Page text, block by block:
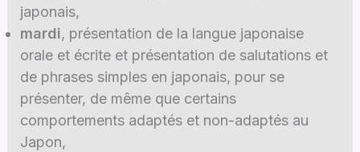
japonais,
mardi, présentation de la langue japonaise
orale et écrite et présentation de salutations et
de phrases simples en japonais, pour se
présenter, de même que certains
comportements adaptés et non-adaptés au
Japon,